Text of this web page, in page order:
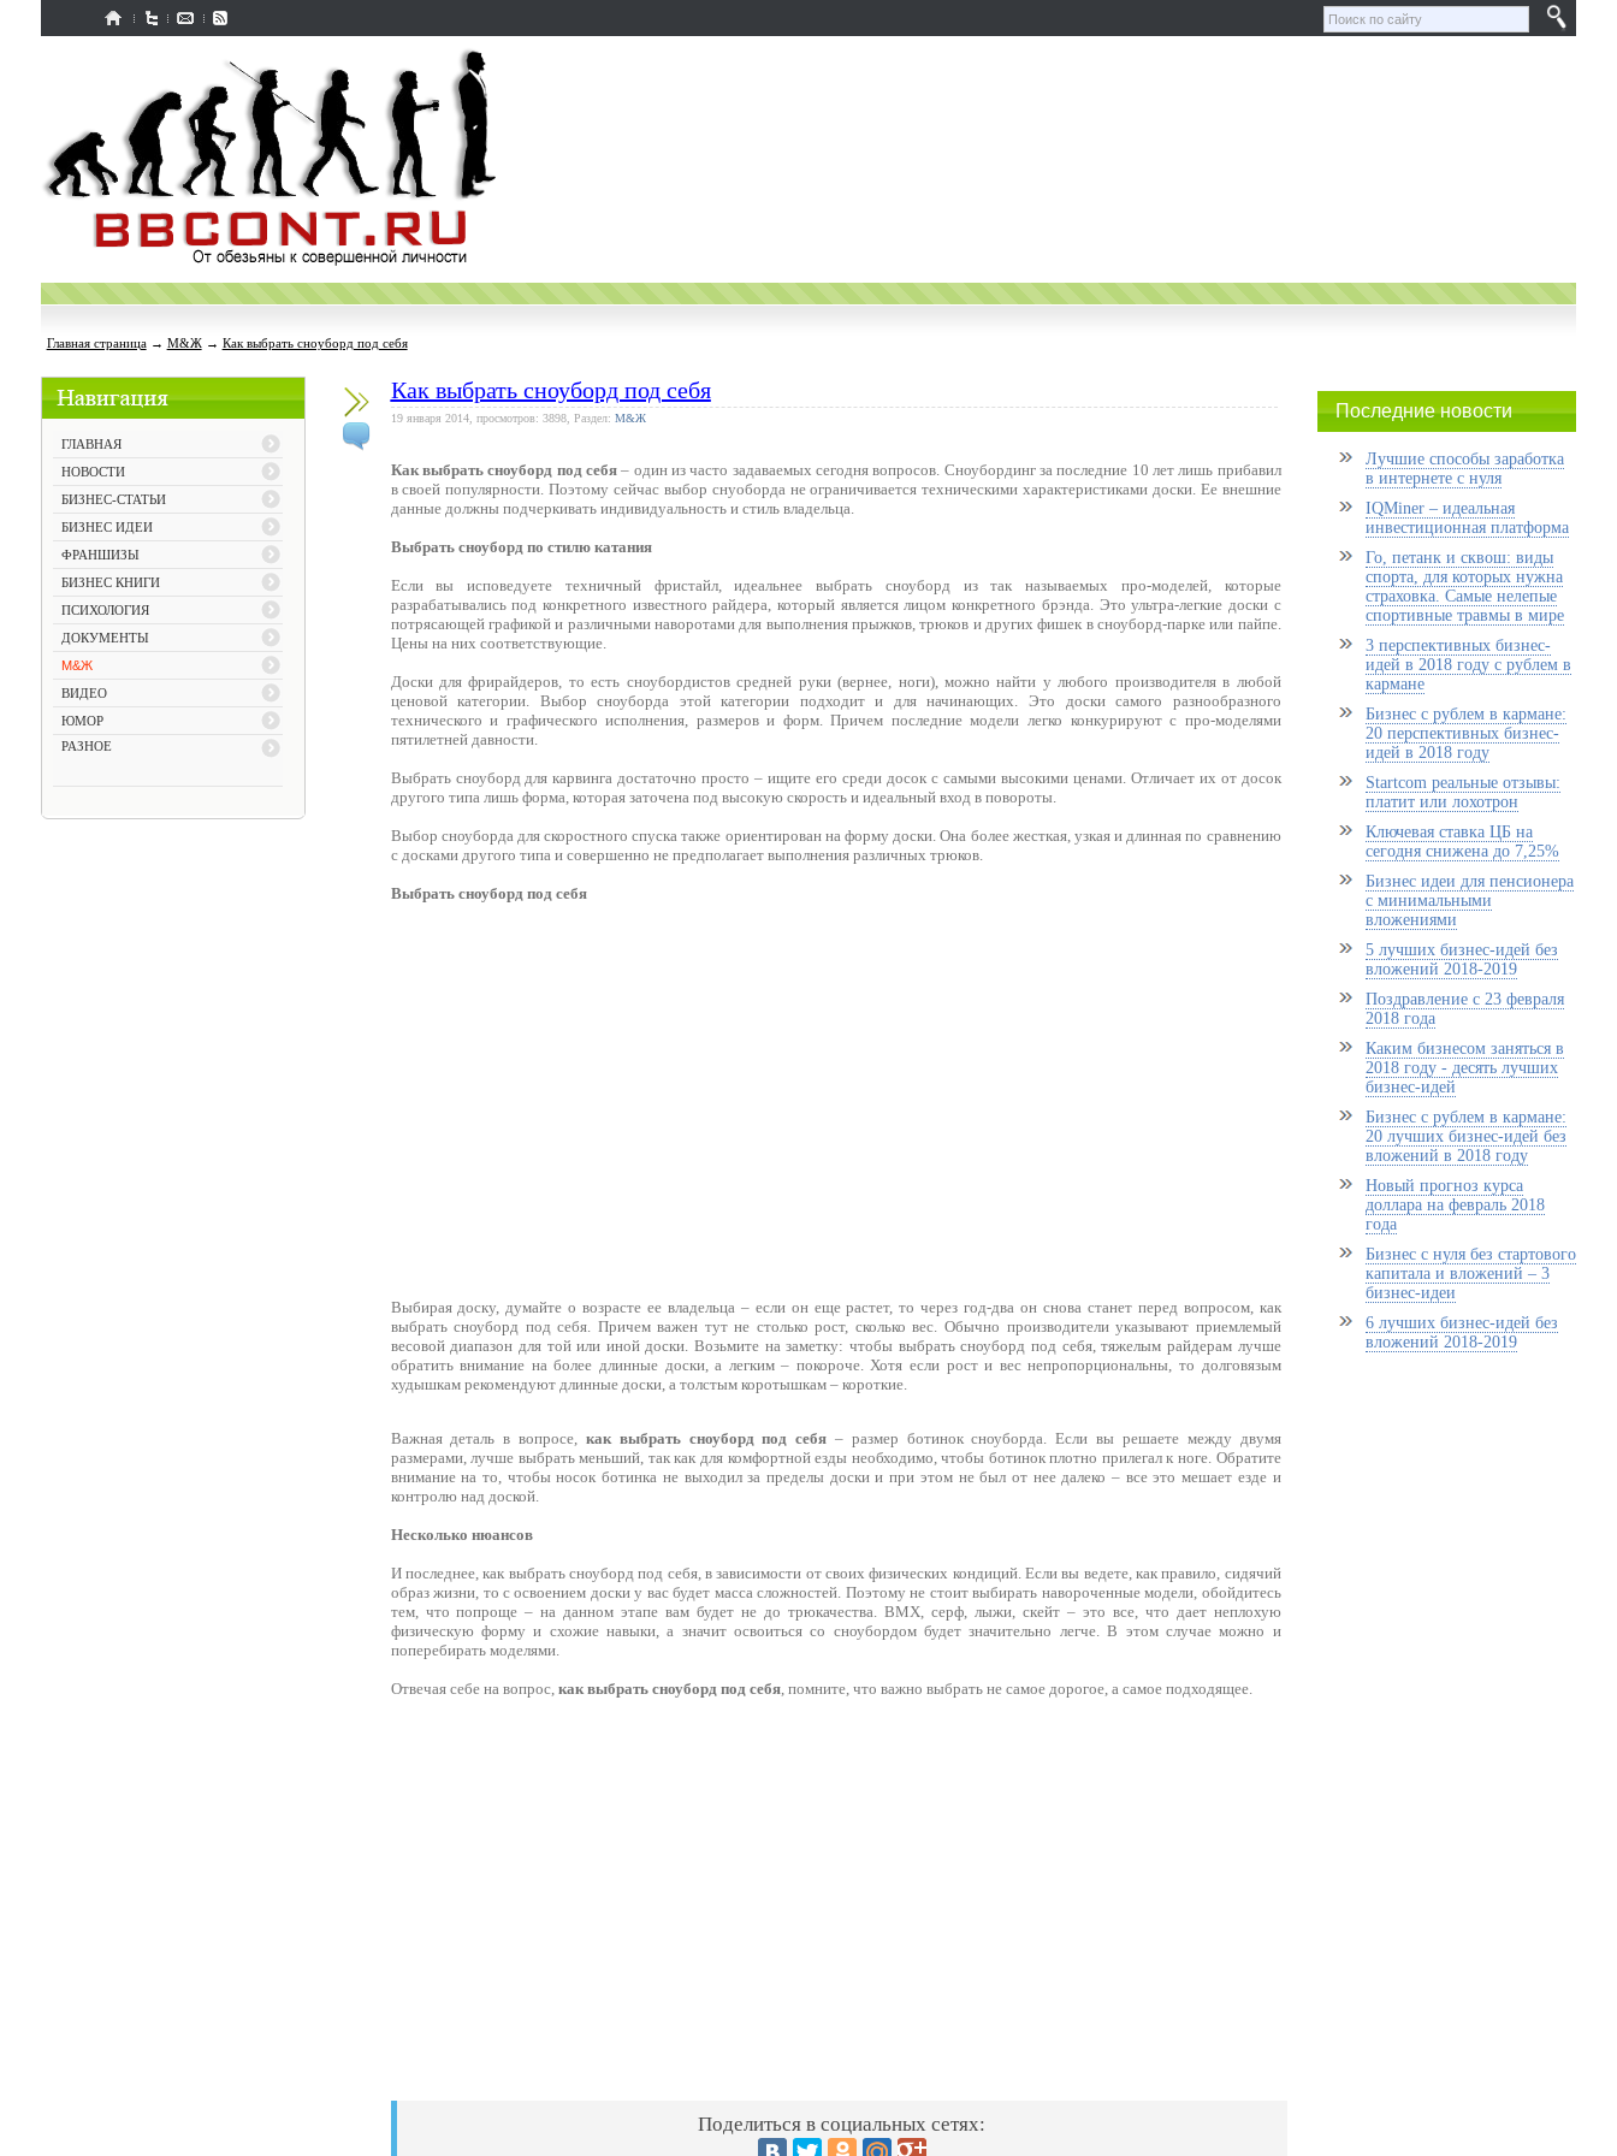
Главная страница→ М&Ж→ Как выбрать сноуборд под себя
ГЛАВНАЯ
НОВОСТИ
БИЗНЕС-СТАТЬИ
БИЗНЕС ИДЕИ
ФРАНШИЗЫ
БИЗНЕС КНИГИ
ПСИХОЛОГИЯ
ДОКУМЕНТЫ
М&Ж
ВИДЕО
ЮМОР
РАЗНОЕ
Как выбрать сноуборд под себя
19 января 2014, просмотров: 3898, Раздел: М&Ж
Как выбрать сноуборд под себя– один из часто задаваемых сегодня вопросов. Сноубординг за последние 10 лет лишь прибавил
в своей популярности. Поэтому сейчас выбор снуоборда не ограничивается техническими характеристиками доски. Ее внешние
данные должны подчеркивать индивидуальность и стиль владельца.
Выбрать сноуборд по стилю катания
Если вы исповедуете техничный фристайл, идеальнее выбрать сноуборд из так называемых про-моделей, которые
разрабатывались под конкретного известного райдера, который является лицом конкретного брэнда. Это ультра-легкие доски с
потрясающей графикой и различными наворотами для выполнения прыжков, трюков и других фишек в сноуборд-парке или пайпе.
Цены на них соответствующие.
Доски для фрирайдеров, то есть сноубордистов средней руки (вернее, ноги), можно найти у любого производителя в любой
ценовой категории. Выбор сноуборда этой категории подходит и для начинающих. Это доски самого разнообразного
технического и графического исполнения, размеров и форм. Причем последние модели легко конкурируют с про-моделями
пятилетней давности.
Выбрать сноуборд для карвинга достаточно просто – ищите его среди досок с самыми высокими ценами. Отличает их от досок
другого типа лишь форма, которая заточена под высокую скорость и идеальный вход в повороты.
Выбор сноуборда для скоростного спуска также ориентирован на форму доски. Она более жесткая, узкая и длинная по сравнению
с досками другого типа и совершенно не предполагает выполнения различных трюков.
Выбрать сноуборд под себя
Выбирая доску, думайте о возрасте ее владельца – если он еще растет, то через год-два он снова станет перед вопросом, как
выбрать сноуборд под себя. Причем важен тут не столько рост, сколько вес. Обычно производители указывают приемлемый
весовой диапазон для той или иной доски. Возьмите на заметку: чтобы выбрать сноуборд под себя, тяжелым райдерам лучше
обратить внимание на более длинные доски, а легким – покороче. Хотя если рост и вес непропорциональны, то долговязым
худышкам рекомендуют длинные доски, а толстым коротышкам – короткие.
Важная деталь в вопросе, как выбрать сноуборд под себя – размер ботинок сноуборда. Если вы решаете между двумя
размерами, лучше выбрать меньший, так как для комфортной езды необходимо, чтобы ботинок плотно прилегал к ноге. Обратите
внимание на то, чтобы носок ботинка не выходил за пределы доски и при этом не был от нее далеко – все это мешает езде и
контролю над доской.
Несколько нюансов
И последнее, как выбрать сноуборд под себя, в зависимости от своих физических кондиций. Если вы ведете, как правило, сидячий
образ жизни, то с освоением доски у вас будет масса сложностей. Поэтому не стоит выбирать навороченные модели, обойдитесь
тем, что попроще – на данном этапе вам будет не до трюкачества. BMX, серф, лыжи, скейт – это все, что дает неплохую
физическую форму и схожие навыки, а значит освоиться со сноубордом будет значительно легче. В этом случае можно и
поперебирать моделями.
Отвечая себе на вопрос, как выбрать сноуборд под себя, помните, что важно выбрать не самое дорогое, а самое подходящее.
Поделиться в социальных сетях:
Последние новости
Лучшие способы заработка
в интернете с нуля
IQMiner – идеальная
инвестиционная платформа
Го, петанк и сквош: виды
спорта, для которых нужна
страховка. Самые нелепые
спортивные травмы в мире
3 перспективных бизнес-
идей в 2018 году с рублем в
кармане
Бизнес с рублем в кармане:
20 перспективных бизнес-
идей в 2018 году
Startcom реальные отзывы:
платит или лохотрон
Ключевая ставка ЦБ на
сегодня снижена до 7,25%
Бизнес идеи для пенсионера
с минимальными
вложениями
5 лучших бизнес-идей без
вложений 2018-2019
Поздравление с 23 февраля
2018 года
Каким бизнесом заняться в
2018 году - десять лучших
бизнес-идей
Бизнес с рублем в кармане:
20 лучших бизнес-идей без
вложений в 2018 году
Новый прогноз курса
доллара на февраль 2018
года
Бизнес с нуля без стартового
капитала и вложений – 3
бизнес-идеи
6 лучших бизнес-идей без
вложений 2018-2019